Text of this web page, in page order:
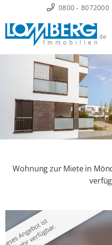
Inhalt
springen
0800 - 8072000
Wohnung zur Miete in